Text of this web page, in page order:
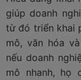
giúp doanh
từ đó triển khai
mô, văn hóa
nếu doanh
mô nhanh, họ